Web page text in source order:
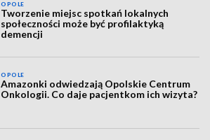
OPOLE
Tworzenie miejsc spotkań lokalnych
społeczności może być profilaktyką
demencji
OPOLE
Amazonki odwiedzają Opolskie Centrum
Onkologii. Co daje pacjentkom ich wizyta?